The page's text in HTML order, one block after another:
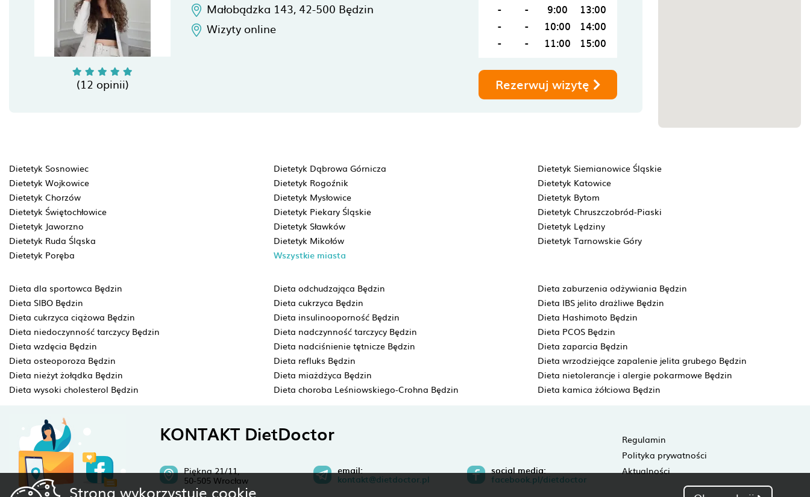
Strona wykorzystuje cookie
(12 opinii)
Małobądzka 143, 42-500 Będzin
Wizyty online
-
- 9:00
13:00
-
- 10:00
14:00
-
- 11:00 15:00
Rezerwuj wizytę
Dietetyk Sosnowiec Dietetyk Dąbrowa Górnicza
Dietetyk Siemianowice Śląskie
Dietetyk Wojkowice
Dietetyk Rogoźnik
Dietetyk Katowice
Dietetyk Chorzów
Dietetyk Mysłowice
Dietetyk Bytom
Dietetyk Świętochłowice
Dietetyk Piekary Śląskie
Dietetyk Chruszczobród-Piaski
Dietetyk Jaworzno
Dietetyk Sławków
Dietetyk Lędziny
Dietetyk Ruda Śląska
Dietetyk Mikołów
Dietetyk Tarnowskie Góry
Dietetyk Poręba
Wszystkie miasta
Dieta dla sportowca Będzin Dieta odchudzająca Będzin
Dieta zaburzenia odżywiania Będzin
Dieta SIBO Będzin
Dieta cukrzyca Będzin
Dieta IBS jelito drażliwe Będzin
Dieta cukrzyca ciążowa Będzin
Dieta insulinooporność Będzin
Dieta Hashimoto Będzin
Dieta niedoczynność tarczycy Będzin
Dieta nadczynność tarczycy Będzin
Dieta PCOS Będzin
Dieta wzdęcia Będzin
Dieta nadciśnienie tętnicze Będzin
Dieta zaparcia Będzin
Dieta osteoporoza Będzin
Dieta refluks Będzin
Dieta wrzodziejące zapalenie jelita grubego Będzin
Dieta nieżyt żołądka Będzin
Dieta miażdżyca Będzin
Dieta nietolerancje i alergie pokarmowe Będzin
Dieta wysoki cholesterol Będzin
Dieta choroba Leśniowskiego-Crohna Będzin Dieta kamica żółciowa Będzin
KONTAKT DietDoctor
Piękna 21/11,
50-505 Wrocław
email:
kontakt@dietdoctor.pl
social media:
facebook.pl/dietdoctor
Regulamin
Polityka prywatności
Aktualności